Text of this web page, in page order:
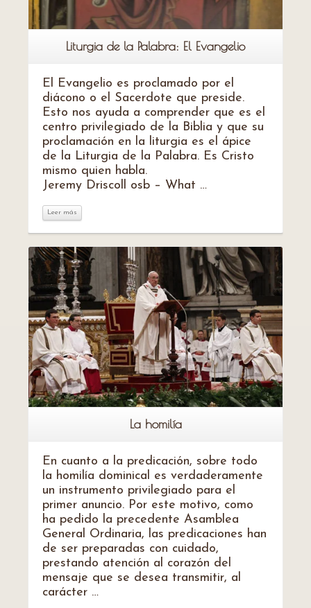
Liturgia de la Palabra: El Evangelio
El Evangelio es proclamado por el
diácono o el Sacerdote que preside.
Esto nos ayuda a comprender que es el
centro privilegiado de la Biblia y que su
proclamación en la liturgia es el ápice
de la Liturgia de la Palabra. Es Cristo
mismo quien habla.
Jeremy Driscoll osb – What …
Leer más
Leer más
La homilía
En cuanto a la predicación, sobre todo
la homilía dominical es verdaderamente
un instrumento privilegiado para el
primer anuncio. Por este motivo, como
ha pedido la precedente Asamblea
General Ordinaria, las predicaciones han
de ser preparadas con cuidado,
prestando atención al corazón del
mensaje que se desea transmitir, al
carácter …